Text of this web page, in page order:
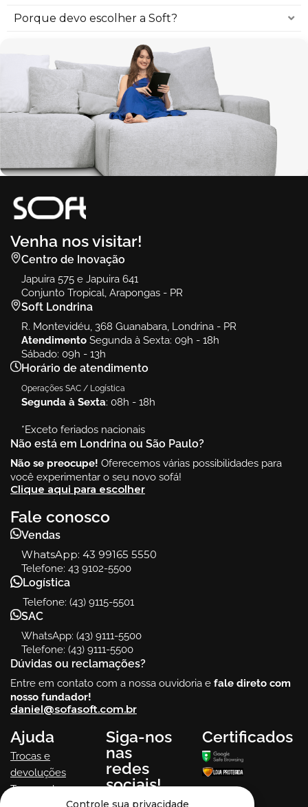
Controle sua privacidade
Porque devo escolher a Soft?
Venha nos visitar!
Centro de Inovação
Japuira 575 e Japuira 641
Conjunto Tropical, Arapongas - PR
Soft Londrina
R. Montevidéu, 368 Guanabara, Londrina - PR
Atendimento Segunda à Sexta: 09h - 18h
Sábado: 09h - 13h
Horário de atendimento
Operações SAC / Logística
Segunda à Sexta: 08h - 18h
*Exceto feriados nacionais
Não está em Londrina ou São Paulo?
Não se preocupe! Oferecemos várias possibilidades para
você experimentar o seu novo sofá!
Clique aqui para escolher
Fale conosco
Vendas
WhatsApp: 43 99165 5550
Telefone: 43 9102-5500
Logística
Telefone: (43) 9115-5501
SAC
WhatsApp: (43) 9111-5500
Telefone: (43) 9111-5500
Dúvidas ou reclamações?
Entre em contato com a nossa ouvidoria e fale direto com
nosso fundador!
daniel@sofasoft.com.br
Ajuda
Trocas e
devoluções
Termos de uso
Siga-nos
nas
redes
sociais!
Certificados